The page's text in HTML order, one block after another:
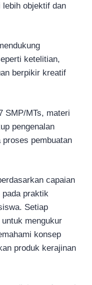
objektif dan
ketelitian,
berpikir kreatif
SMP/MTs, materi
pengenalan
pembuatan
capaian
pada praktik
Setiap
mengukur
konsep
produk kerajinan